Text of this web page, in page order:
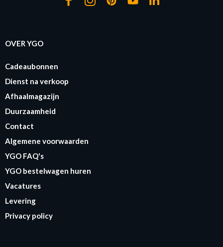
OVER YGO
Cadeaubonnen
Dienst na verkoop
Afhaalmagazijn
Duurzaamheid
Contact
Algemene voorwaarden
YGO FAQ's
YGO bestelwagen huren
Vacatures
Levering
Privacy policy